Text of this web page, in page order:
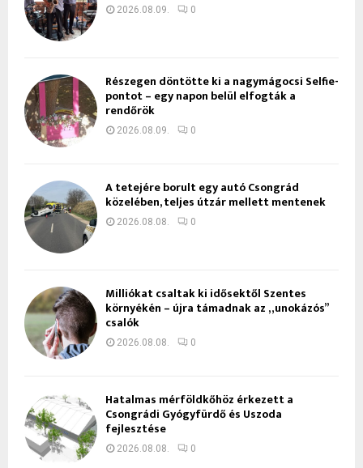
2026.08.09. 0
Részegen döntötte ki a nagymágocsi Selfie-
pontot – egy napon belül elfogták a
rendőrök
2026.08.09. 0
A tetejére borult egy autó Csongrád
közelében, teljes útzár mellett mentenek
2026.08.08. 0
Milliókat csaltak ki idősektől Szentes
környékén – újra támadnak az „unokázós”
csalók
2026.08.08. 0
Hatalmas mérföldkőhöz érkezett a
Csongrádi Gyógyfürdő és Uszoda
fejlesztése
2026.08.08. 0